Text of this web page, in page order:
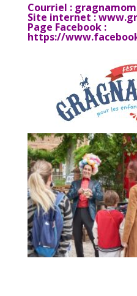
Courriel :
Site internet :
Page Facebook :
https://